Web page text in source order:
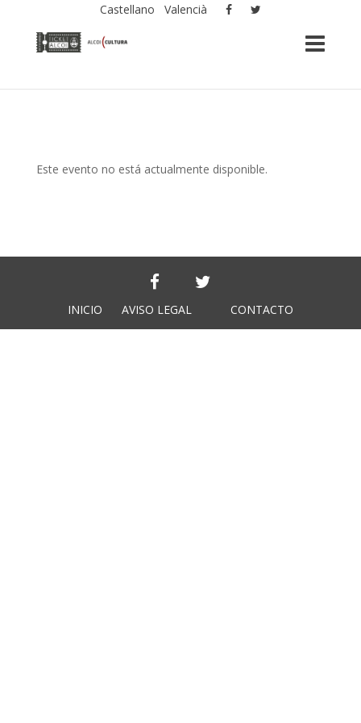
Castellano Valencià
Este evento no está actualmente disponible.
INICIO AVISO LEGAL CONTACTO